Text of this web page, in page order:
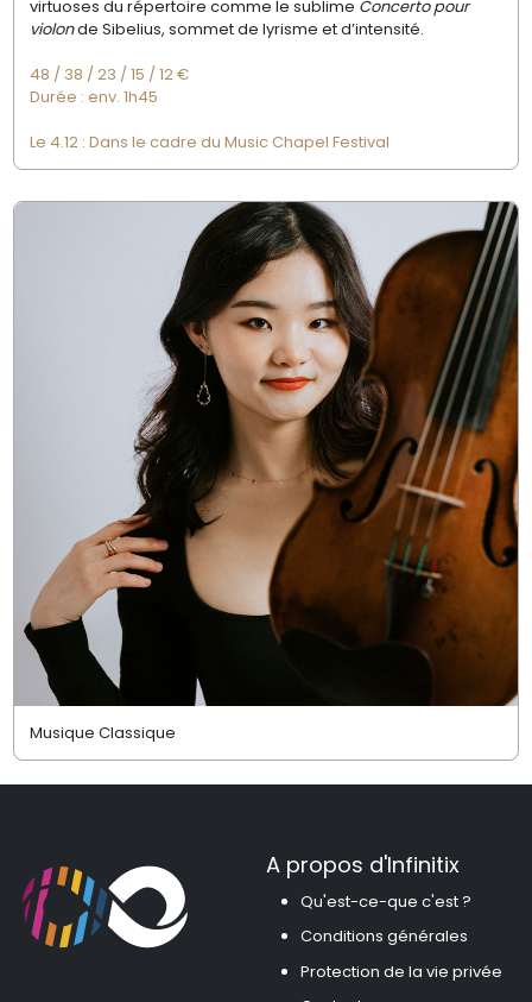
virtuoses du répertoire comme le sublime Concerto pour
violonde Sibelius, sommet de lyrisme et d’intensité.
48 / 38 /23 /15 /12 €
Durée : env. 1h45
Le 4.12 : Dans le cadre du Music Chapel Festival
Musique Classique
A propos d'Infinitix
Qu'est-ce-que c'est ?
Conditions générales
Protection de la vie privée